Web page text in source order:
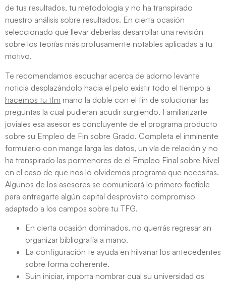
de tus resultados, tu metodología y no ha transpirado
nuestro análisis sobre resultados. En cierta ocasión
seleccionado qué llevar deberías desarrollar una revisión
sobre los teorías más profusamente notables aplicadas a tu
motivo.
Te recomendamos escuchar acerca de adorno levante
noticia desplazándolo hacia el pelo existir todo el tiempo a
hacemos tu tfm mano la doble con el fin de solucionar las
preguntas la cual pudieran acudir surgiendo. Familiarizarte
joviales esa asesor es concluyente de el programa producto
sobre su Empleo de Fin sobre Grado. Completa el inminente
formulario con manga larga las datos, un ví­a de relación y no
ha transpirado las pormenores de el Empleo Final sobre Nivel
en el caso de que nos lo olvidemos programa que necesitas.
Algunos de los asesores se comunicará lo primero factible
para entregarte algún capital desprovisto compromiso
adaptado a los campos sobre tu TFG.
En cierta ocasión dominados, no querrás regresar an
organizar bibliografía a mano.
La configuración te ayuda en hilvanar los antecedentes
sobre forma coherente.
Suin iniciar, importa nombrar cual su universidad os